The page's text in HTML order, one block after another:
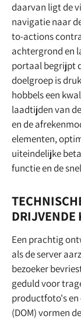
daarvan ligt de
navigatie naar
to-actions
achtergrond en
portaal begrijpt
doelgroep is
hobbels een
laadtijden van
en de
elementen,
uiteindelijke
functie en de
DRIJVENDE
Een prachtig
als de server
bezoeker
geduld voor
productfoto's en
(DOM) vormen